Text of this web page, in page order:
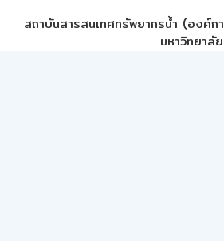
สถาบันสารสนเทศทรัพยากรน้ำ (องค์ก
มหาวิทยาลั